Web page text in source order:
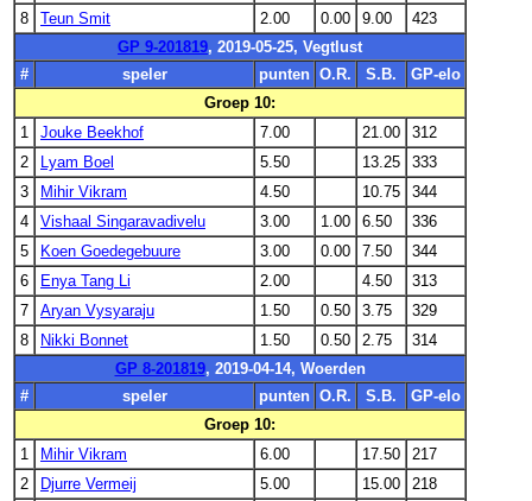
8
Teun Smit 2.00 0.00 9.00
423
GP 9-201819, 2019-05-25, Vegtlust
#
speler punten O.R. S.B.
GP-elo
Groep 10:
1
Jouke Beekhof 7.00 21.00
312
2
Lyam Boel 5.50 13.25
333
3
Mihir Vikram 4.50 10.75
344
4
Vishaal Singaravadivelu 3.00 1.00 6.50
336
5
Koen Goedegebuure 3.00 0.00 7.50
344
6
Enya Tang Li 2.00 4.50
313
7
Aryan Vysyaraju 1.50 0.50 3.75
329
8
Nikki Bonnet 1.50 0.50 2.75
314
GP 8-201819, 2019-04-14, Woerden
#
speler punten O.R. S.B.
GP-elo
Groep 10:
1
Mihir Vikram 6.00 17.50
217
2
Djurre Vermeij 5.00 15.00
218